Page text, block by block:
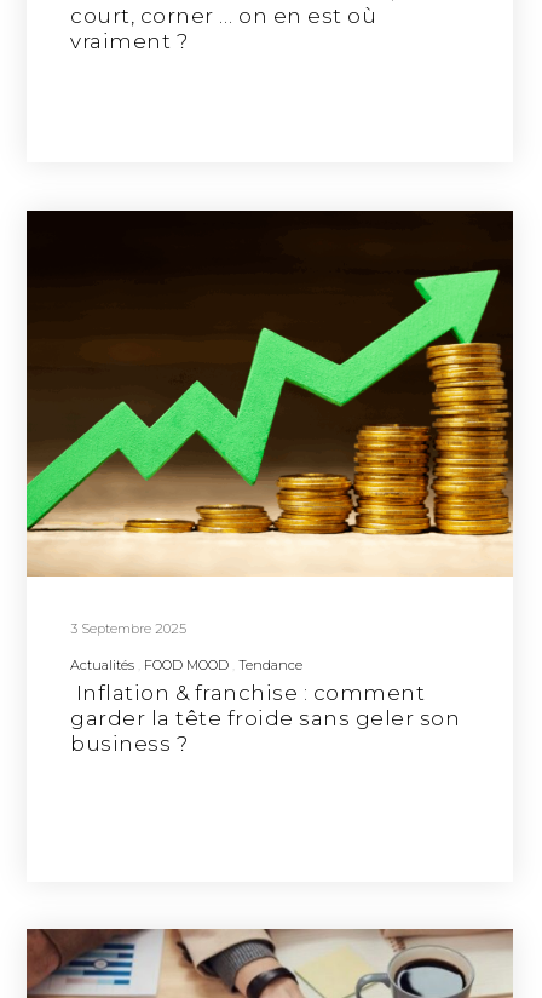
court, corner … on en est où
vraiment ?
3 Septembre 2025
Actualités FOOD MOOD Tendance
Inflation & franchise : comment
garder la tête froide sans geler son
business ?